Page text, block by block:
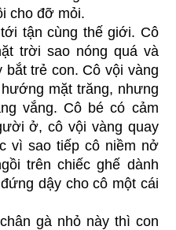
cho đỡ mỏi.
tận cùng thế giới. Cô
trời sao nóng quá và
trẻ con. Cô vội vàng
mặt trăng, nhưng
vắng. Cô bé có cảm
ở, cô vội vàng quay
vì sao tiếp cô niềm nở
trên chiếc ghế dành
dậy cho cô một cái
gà nhỏ này thì con